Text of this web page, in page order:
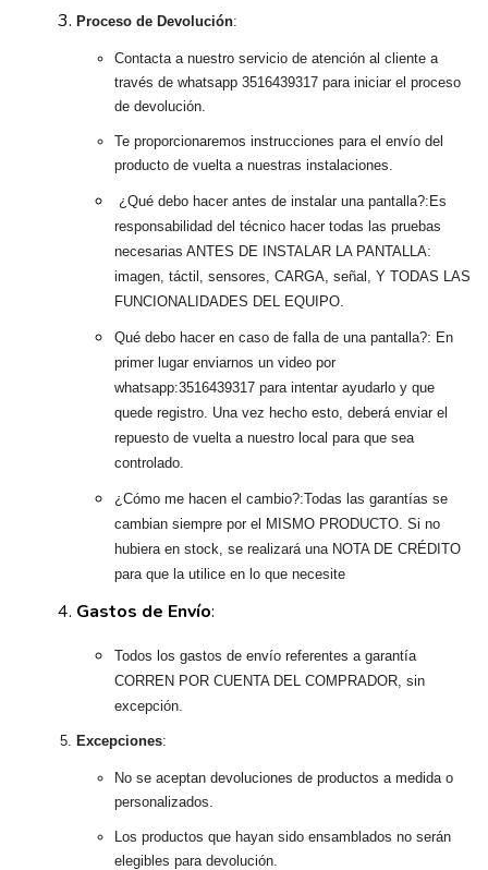
Proceso de Devolución:
Contacta a nuestro servicio de atención al cliente a
través de whatsapp 3516439317 para iniciar el proceso
de devolución.
Te proporcionaremos instrucciones para el envío del
producto de vuelta a nuestras instalaciones.
¿Qué debo hacer antes de instalar una pantalla?: Es
responsabilidad del técnico hacer todas las pruebas
necesarias ANTES DE INSTALAR LA PANTALLA:
imagen, táctil, sensores, CARGA, señal, Y TODAS LAS
FUNCIONALIDADES DEL EQUIPO.
Qué debo hacer en caso de falla de una pantalla?: En
primer lugar enviarnos un video por
whatsapp:3516439317 para intentar ayudarlo y que
quede registro. Una vez hecho esto, deberá enviar el
repuesto de vuelta a nuestro local para que sea
controlado.
¿Cómo me hacen el cambio?:Todas las garantías se
cambian siempre por el MISMO PRODUCTO. Si no
hubiera en stock, se realizará una NOTA DE CRÉDITO
para que la utilice en lo que necesite
Gastos de Envío:
Todos los gastos de envío referentes a garantía
CORREN POR CUENTA DEL COMPRADOR, sin
excepción.
Excepciones:
No se aceptan devoluciones de productos a medida o
personalizados.
Los productos que hayan sido ensamblados no serán
elegibles para devolución.